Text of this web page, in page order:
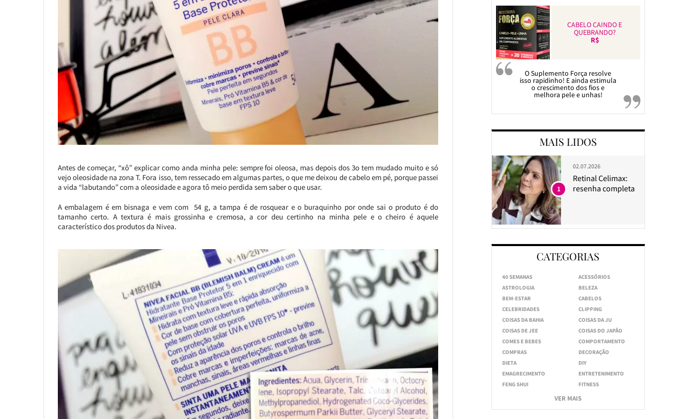
Antes de começar, “xô” explicar como anda minha pele: sempre foi oleosa, mas depois dos 3o tem mudado muito e só
vejo oleosidade na zona T. Fora isso, tem ressecado em algumas partes, o que me deixou de cabelo em pé, porque passei
a vida “labutando” com a oleosidade e agora tô meio perdida sem saber o que usar.
A embalagem é em bisnaga e vem com 54 g, a tampa é de rosquear e o buraquinho por onde sai o produto é do
tamanho certo. A textura é mais grossinha e cremosa, a cor deu certinho na minha pele e o cheiro é aquele
característico dos produtos da Nivea.
CABELO CAINDO E
QUEBRANDO?
R$
O Suplemento Força resolve
isso rapidinho! E ainda estimula
o crescimento dos fios e
melhora pele e unhas!
MAIS LIDOS
02.07.2026
Retinal Celimax:
resenha completa
1
CATEGORIAS
40 SEMANAS
ACESSÓRIOS
ASTROLOGIA
BELEZA
BEM-ESTAR
CABELOS
CELEBRIDADES
CLIPPING
COISAS DA BAHIA
COISAS DA JU
COISAS DE JEE
COISAS DO JAPÃO
COMES E BEBES
COMPORTAMENTO
COMPRAS
DECORAÇÃO
DIETA
DIY
EMAGRECIMENTO
ENTRETENIMENTO
FENG SHUI
FITNESS
VER MAIS